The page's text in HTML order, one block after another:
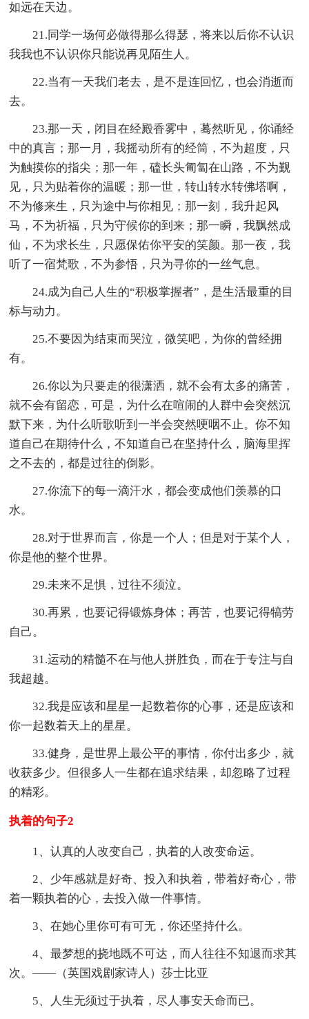
如远在天边。
21.同学一场何必做得那么得瑟，将来以后你不认识
我我也不认识你只能说再见陌生人。
22.当有一天我们老去，是不是连回忆，也会消逝而
去。
23.那一天，闭目在经殿香雾中，蓦然听见，你诵经
中的真言；那一月，我摇动所有的经筒，不为超度，只
为触摸你的指尖；那一年，磕长头匍匐在山路，不为觐
见，只为贴着你的温暖；那一世，转山转水转佛塔啊，
不为修来生，只为途中与你相见；那一刻，我升起风
马，不为祈福，只为守候你的到来；那一瞬，我飘然成
仙，不为求长生，只愿保佑你平安的笑颜。那一夜，我
听了一宿梵歌，不为参悟，只为寻你的一丝气息。
24.成为自己人生的“积极掌握者”，是生活最重的目
标与动力。
25.不要因为结束而哭泣，微笑吧，为你的曾经拥
有。
26.你以为只要走的很潇洒，就不会有太多的痛苦，
就不会有留恋，可是，为什么在喧闹的人群中会突然沉
默下来，为什么听歌听到一半会突然哽咽不止。你不知
道自己在期待什么，不知道自己在坚持什么，脑海里挥
之不去的，都是过往的倒影。
27.你流下的每一滴汗水，都会变成他们羡慕的口
水。
28.对于世界而言，你是一个人；但是对于某个人，
你是他的整个世界。
29.未来不足惧，过往不须泣。
30.再累，也要记得锻炼身体；再苦，也要记得犒劳
自己。
31.运动的精髓不在与他人拼胜负，而在于专注与自
我超越。
32.我是应该和星星一起数着你的心事，还是应该和
你一起数着天上的星星。
33.健身，是世界上最公平的事情，你付出多少，就
收获多少。但很多人一生都在追求结果，却忽略了过程
的精彩。
执着的句子2
1、认真的人改变自己，执着的人改变命运。
2、少年感就是好奇、投入和执着，带着好奇心，带
着一颗执着的心，去投入做一件事情。
3、在她心里你可有可无，你还坚持什么。
4、最梦想的挠地既不可达，而人往往不知退而求其
次。——（英国戏剧家诗人）莎士比亚
5、人生无须过于执着，尽人事安天命而已。